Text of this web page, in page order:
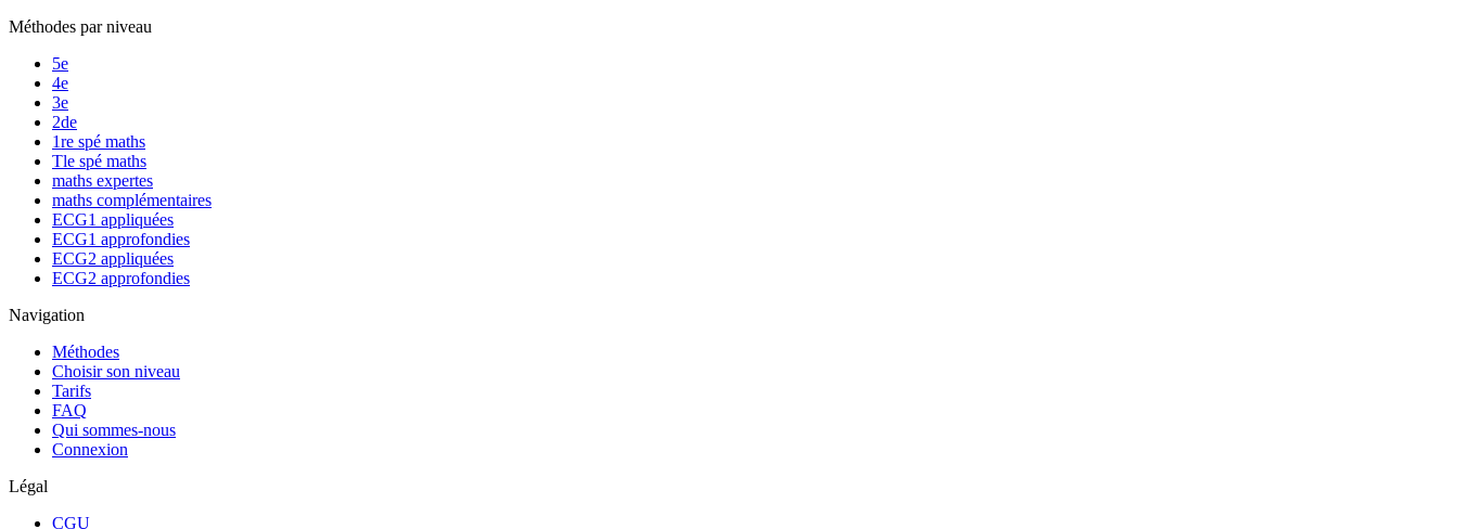
Méthodes par niveau
5e
4e
3e
2de
1re spé maths
Tle spé maths
maths expertes
maths complémentaires
ECG1 appliquées
ECG1 approfondies
ECG2 appliquées
ECG2 approfondies
Navigation
Méthodes
Choisir son niveau
Tarifs
FAQ
Qui sommes-nous
Connexion
Légal
CGU